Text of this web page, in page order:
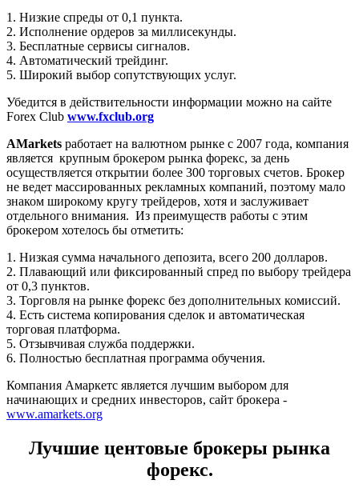
1. Низкие спреды от 0,1 пункта.
2. Исполнение ордеров за миллисекунды.
3. Бесплатные сервисы сигналов.
4. Автоматический трейдинг.
5. Широкий выбор сопутствующих услуг.
Убедится в действительности информации можно на сайте
Forex Club www.fxclub.org
AMarkets работает на валютном рынке с 2007 года, компания
является крупным брокером рынка форекс, за день
осуществляется открытии более 300 торговых счетов. Брокер
не ведет массированных рекламных компаний, поэтому мало
знаком широкому кругу трейдеров, хотя и заслуживает
отдельного внимания. Из преимуществ работы с этим
брокером хотелось бы отметить:
1. Низкая сумма начального депозита, всего 200 долларов.
2. Плавающий или фиксированный спред по выбору трейдера
от 0,3 пунктов.
3. Торговля на рынке форекс без дополнительных комиссий.
4. Есть система копирования сделок и автоматическая
торговая платформа.
5. Отзывчивая служба поддержки.
6. Полностью бесплатная программа обучения.
Компания Амаркетс является лучшим выбором для
начинающих и средних инвесторов, сайт брокера -
www.amarkets.org
Лучшие центовые брокеры рынка
форекс.